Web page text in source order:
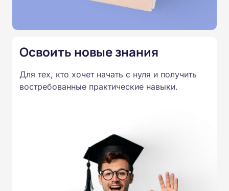
Освоить новые знания
Для тех, кто хочет начать с нуля и получить
востребованные практические навыки.